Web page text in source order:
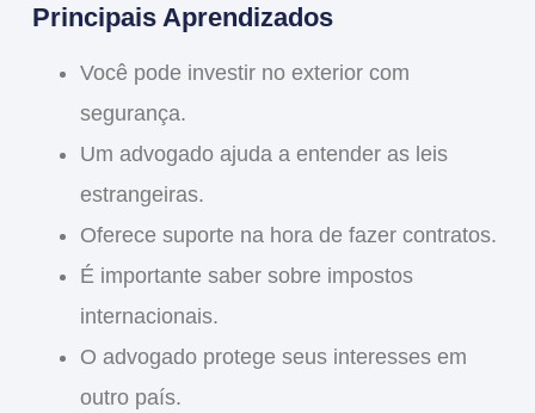
Principais Aprendizados
Você pode investir no exterior com
segurança.
Um advogado ajuda a entender as leis
estrangeiras.
Oferece suporte na hora de fazer contratos.
É importante saber sobre impostos
internacionais.
O advogado protege seus interesses em
outro país.